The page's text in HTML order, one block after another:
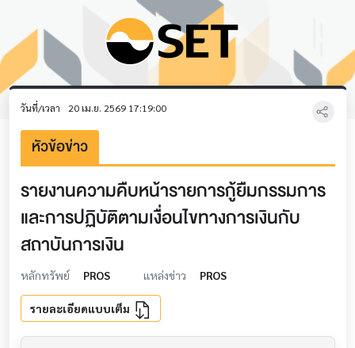
วันที่/เวลา 20 เม.ย. 2569 17:19:00
หัวข้อข่าว
รายงานความคืบหน้ารายการกู้ยืมกรรมการ
และการปฏิบัติตามเงื่อนไขทางการเงินกับ
สถาบันการเงิน
หลักทรัพย์ PROS แหล่งข่าว PROS
รายละเอียดแบบเต็ม